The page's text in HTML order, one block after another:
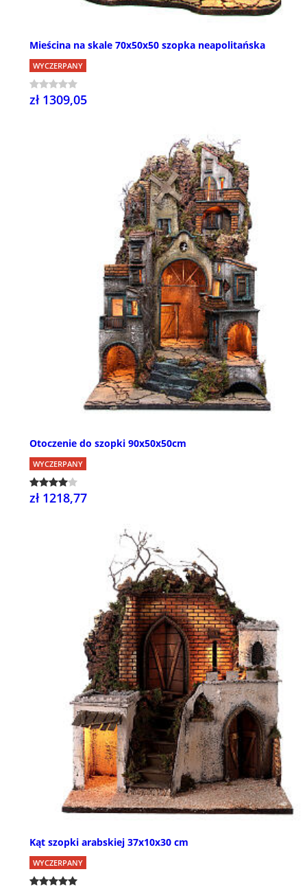
Mieścina na skale 70x50x50 szopka neapolitańska
WYCZERPANY
zł 1309,05
Otoczenie do szopki 90x50x50cm
WYCZERPANY
zł 1218,77
Kąt szopki arabskiej 37x10x30 cm
WYCZERPANY